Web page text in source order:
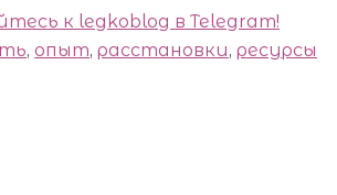
к legkoblog в Telegram!
, опыт, расстановки, ресурсы